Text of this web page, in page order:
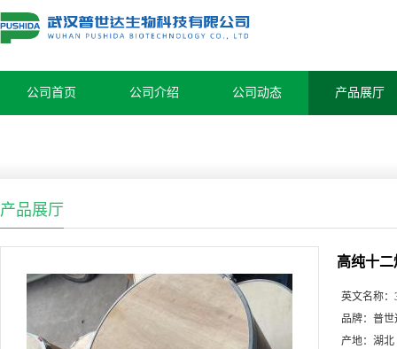
公司首页 公司介绍 公司动态 产品展厅
产品展厅
高纯十
英文名称：
品牌： 普世
产地： 湖北